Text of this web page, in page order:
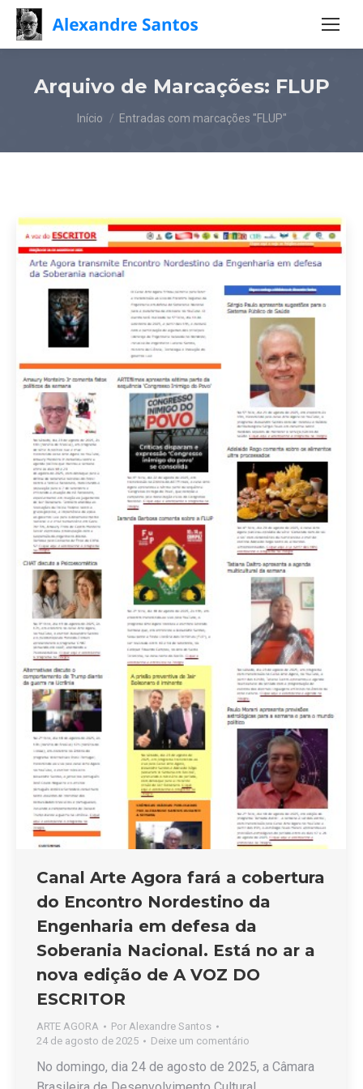
Arquivo de Marcações: FLUP
Você está aqui:
Início Entradas com marcações "FLUP"
Canal Arte Agora fará a cobertura
do Encontro Nordestino da
Engenharia em defesa da
Soberania Nacional. Está no ar a
nova edição de A VOZ DO
ESCRITOR
ARTE AGORA Por Alexandre Santos
24 de agosto de 2025
Deixe um comentário
No domingo, dia 24 de agosto de 2025, a Câmara